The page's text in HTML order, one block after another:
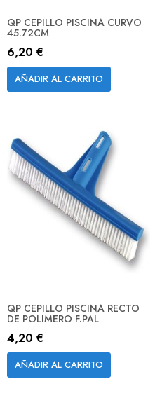
QP CEPILLO PISCINA CURVO
45.72CM
6,20 €
AÑADIR AL CARRITO
QP CEPILLO PISCINA RECTO
DE POLIMERO F.PAL
4,20 €
AÑADIR AL CARRITO